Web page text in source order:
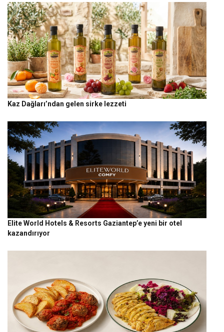
Kaz Dağları’ndan gelen sirke lezzeti
Elite World Hotels & Resorts Gaziantep’e yeni bir otel
kazandırıyor